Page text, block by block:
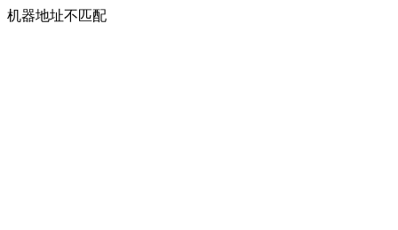
机器地址不匹配